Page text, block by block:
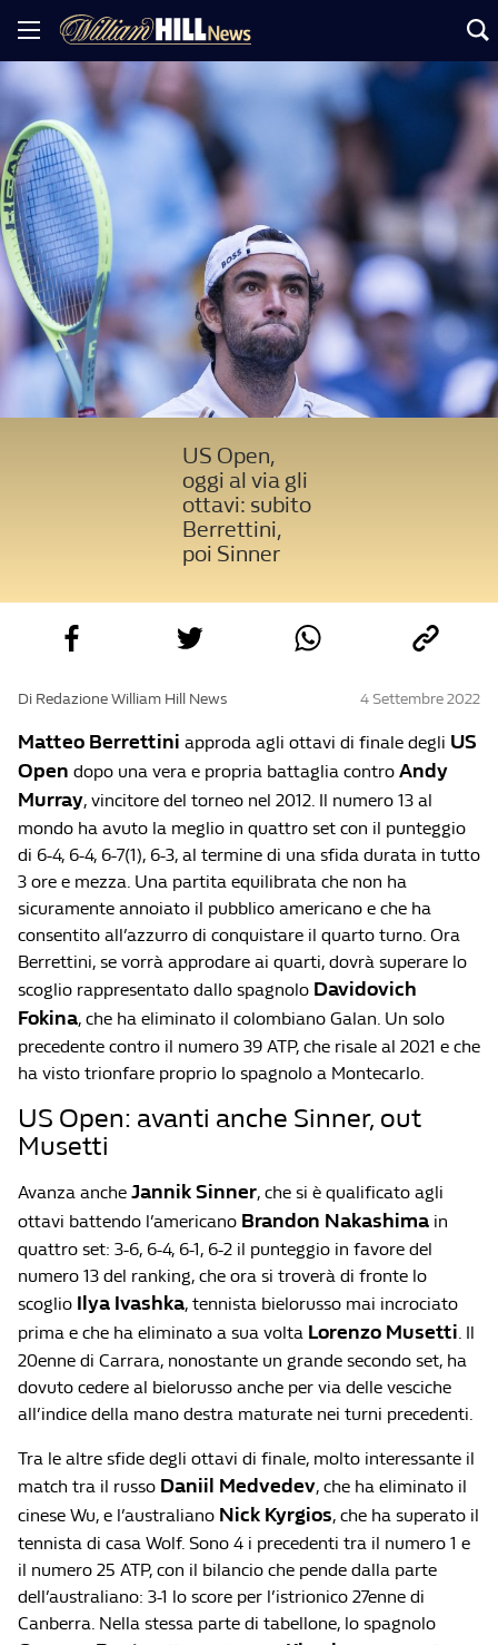
US Open,
oggi al via gli
ottavi: subito
Berrettini,
poi Sinner
Di Redazione William Hill News 4 Settembre 2022
Matteo Berrettini approda agli ottavi di finale degli US
Open dopo una vera e propria battaglia contro Andy
Murray, vincitore del torneo nel 2012. Il numero 13 al
mondo ha avuto la meglio in quattro set con il punteggio
di 6-4, 6-4, 6-7(1), 6-3, al termine di una sfida durata in tutto
3 ore e mezza. Una partita equilibrata che non ha
sicuramente annoiato il pubblico americano e che ha
consentito all’azzurro di conquistare il quarto turno. Ora
Berrettini, se vorrà approdare ai quarti, dovrà superare lo
scoglio rappresentato dallo spagnolo Davidovich
Fokina, che ha eliminato il colombiano Galan. Un solo
precedente contro il numero 39 ATP, che risale al 2021 e che
ha visto trionfare proprio lo spagnolo a Montecarlo.
US Open: avanti anche Sinner, out
Musetti
Avanza anche Jannik Sinner, che si è qualificato agli
ottavi battendo l’americano Brandon Nakashima in
quattro set: 3-6, 6-4, 6-1, 6-2 il punteggio in favore del
numero 13 del ranking, che ora si troverà di fronte lo
scoglio Ilya Ivashka, tennista bielorusso mai incrociato
prima e che ha eliminato a sua volta Lorenzo Musetti. Il
20enne di Carrara, nonostante un grande secondo set, ha
dovuto cedere al bielorusso anche per via delle vesciche
all’indice della mano destra maturate nei turni precedenti.
Tra le altre sfide degli ottavi di finale, molto interessante il
match tra il russo Daniil Medvedev, che ha eliminato il
cinese Wu, e l’australiano Nick Kyrgios, che ha superato il
tennista di casa Wolf. Sono 4 i precedenti tra il numero 1 e
il numero 25 ATP, con il bilancio che pende dalla parte
dell’australiano: 3-1 lo score per l’istrionico 27enne di
Canberra. Nella stessa parte di tabellone, lo spagnolo